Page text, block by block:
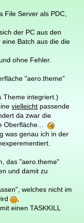
File Server als PDC,
der PC aus den
Batch aus die die
ohne Fehler.
"aero.theme"
Theme integriert.)
vielleicht passende
da zwar die
Oberfläche...
was genau ich in der
das "aero.theme"
und damit zu
welches nicht im
einen TASKKILL